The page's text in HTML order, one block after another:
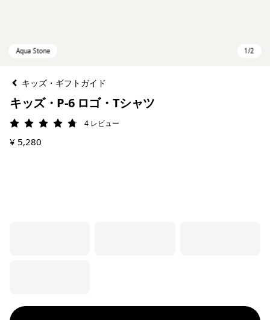
キッズ・ギフトガイド
キッズ・P-6 ロゴ・Tシャツ
評価: 4.8 / 5
4 レビュー
¥ 5,280